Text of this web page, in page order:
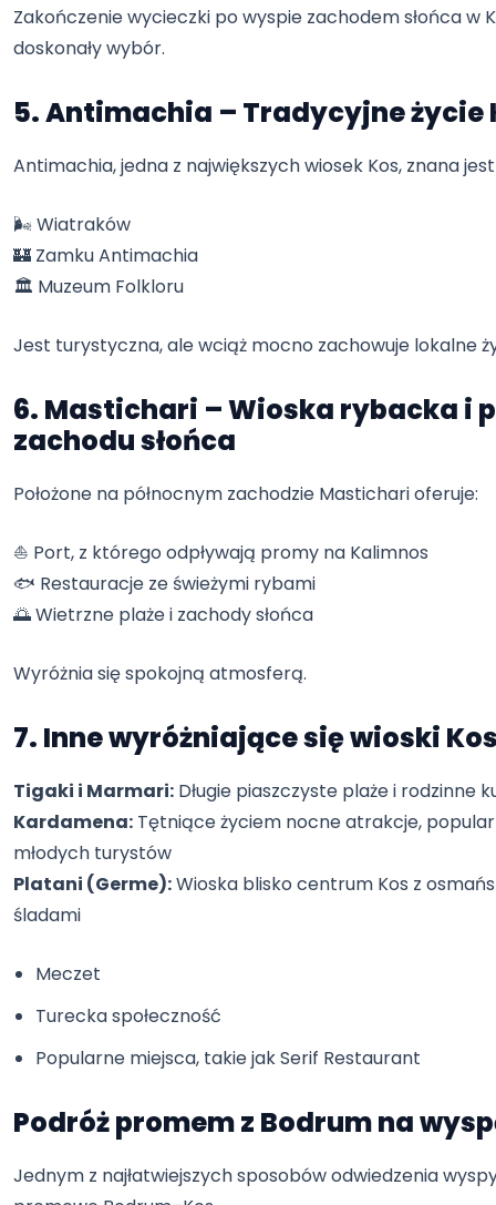
Zakończenie wycieczki po wyspie zachodem słońca w
doskonały wybór.
5. Antimachia – Tradycyjne życie
Antimachia, jedna z największych wiosek Kos, znana
🌬️ Wiatraków
🏰 Zamku Antimachia
🏛️ Muzeum Folkloru
Jest turystyczna, ale wciąż mocno zachowuje lokalne
6. Mastichari – Wioska rybacka i
zachodu słońca
Położone na północnym zachodzie Mastichari oferuje:
⛵ Port, z którego odpływają promy na Kalimnos
🐟 Restauracje ze świeżymi rybami
🌅 Wietrzne plaże i zachody słońca
Wyróżnia się spokojną atmosferą.
7. Inne wyróżniające się wioski
Tigaki i Marmari: Długie piaszczyste plaże i rodzinne
Kardamena: Tętniące życiem nocne atrakcje,
młodych turystów
Platani (Germe):Wioska blisko centrum Kos z
śladami
Meczet
Turecka społeczność
Popularne miejsca, takie jak Serif Restaurant
Podróż promem z Bodrum na
Jednym z najłatwiejszych sposobów odwiedzenia